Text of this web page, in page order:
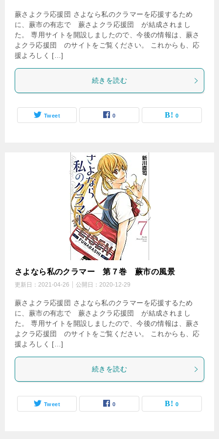
蕨さよクラ応援団 さよなら私のクラマーを応援するため
に、蕨市の有志で 蕨さよクラ応援団 が結成されまし
た。 専用サイトを開設しましたので、今後の情報は、蕨さ
よクラ応援団 のサイトをご覧ください。 これからも、応
援よろしく […]
続きを読む
Tweet 0 0
さよなら私のクラマー 第７巻 蕨市の風景
更新日： 2021-04-26 公開日： 2020-12-29
蕨さよクラ応援団 さよなら私のクラマーを応援するため
に、蕨市の有志で 蕨さよクラ応援団 が結成されまし
た。 専用サイトを開設しましたので、今後の情報は、蕨さ
よクラ応援団 のサイトをご覧ください。 これからも、応
援よろしく […]
続きを読む
Tweet 0 0